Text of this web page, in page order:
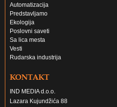
Automatizacija
Predstavljamo
Ekologija
Poslovni saveti
Sa lica mesta
Vesti
Rudarska industrija
KONTAKT
IND MEDIA d.o.o.
Lazara Kujundžića 88